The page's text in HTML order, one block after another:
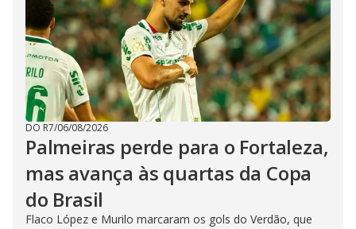
DO R7/06/08/2026
Palmeiras perde para o Fortaleza,
mas avança às quartas da Copa
do Brasil
Flaco López e Murilo marcaram os gols do Verdão, que